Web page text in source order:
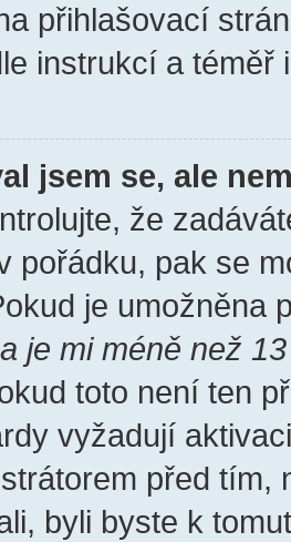
přihlašovací
instrukcí a téměř
jsem se, ale
že
pořádku, pak se
je umožněna
je mi méně než
toto není ten
vyžadují
před tím,
byli byste k